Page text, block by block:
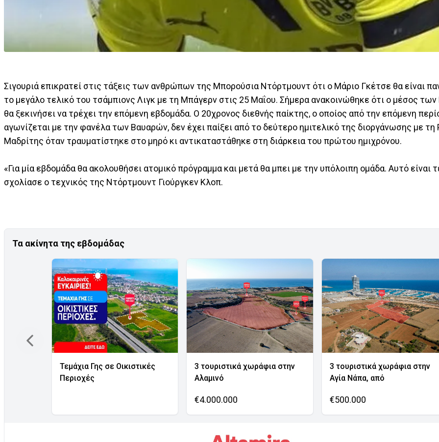
Σιγουριά επικρατεί στις τάξεις των ανθρώπων της Μπορούσια Ντόρτμουντ ότι ο Μάριο Γκέτσε θα είναι
το μεγάλο τελικό του τσάμπιονς Λιγκ με τη Μπάγερν στις 25 Μαΐου. Σήμερα ανακοινώθηκε ότι ο μέσος
θα ξεκινήσει να τρέχει την επόμενη εβδομάδα. Ο 20χρονος διεθνής παίκτης, ο οποίος από την επόμενη
αγωνίζεται με την φανέλα των Βαυαρών, δεν έχει παίξει από το δεύτερο ημιτελικό της διοργάνωσης με τη
Μαδρίτης όταν τραυματίστηκε στο μηρό κι αντικαταστάθηκε στη διάρκεια του πρώτου ημιχρόνου.
«Για μία εβδομάδα θα ακολουθήσει ατομικό πρόγραμμα και μετά θα μπει με την υπόλοιπη ομάδα. Αυτό είναι
σχολίασε ο τεχνικός της Ντόρτμουντ Γιούργκεν Κλοπ.
Τα ακίνητα της εβδομάδας
Τεμάχια Γης σε Οικιστικές
Περιοχές
3 τουριστικά χωράφια στην
Αλαμινό
€4.000.000
3 τουριστικά χωράφια στην
Αγία Νάπα, από
€500.000